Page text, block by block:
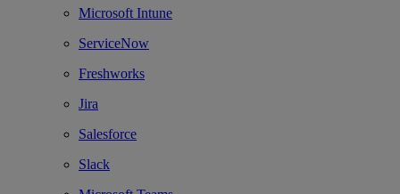
Microsoft Intune
ServiceNow
Freshworks
Jira
Salesforce
Slack